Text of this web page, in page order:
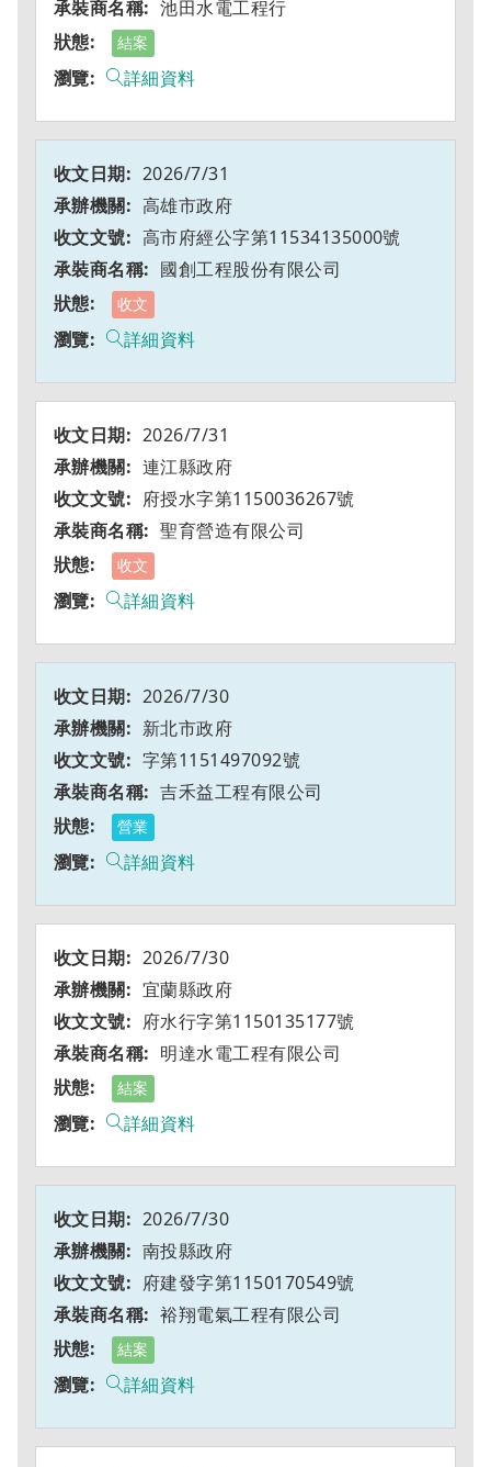
池田水電工程行
結案
詳細資料
2026/7/31
高雄市政府
高市府經公字第11534135000號
國創工程股份有限公司
收文
詳細資料
2026/7/31
連江縣政府
府授水字第1150036267號
聖育營造有限公司
收文
詳細資料
2026/7/30
新北市政府
字第1151497092號
吉禾益工程有限公司
營業
詳細資料
2026/7/30
宜蘭縣政府
府水行字第1150135177號
明達水電工程有限公司
結案
詳細資料
2026/7/30
南投縣政府
府建發字第1150170549號
裕翔電氣工程有限公司
結案
詳細資料